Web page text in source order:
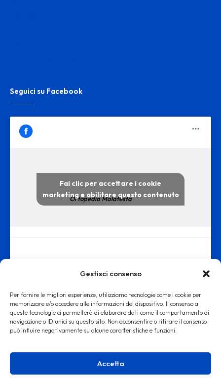
Gestisci consenso
Per fornire le migliori esperienze, utilizziamo tecnologie come i cookie per
memorizzare e/o accedere alle informazioni del dispositivo. Il consenso a
queste tecnologie ci permetterà di elaborare dati come il comportamento di
navigazione o ID unici su questo sito. Non acconsentire o ritirare il consenso
può influire negativamente su alcune caratteristiche e funzioni.
Accetta
Seguici su Facebook
Ortopedia Malatesta
Fai clic per accettare i cookie
marketing e abilitare questo contenuto
www.ortopediamalatesta.it - copyright 2019 © - Iscrizione alla Camera
di Commercio di Roma REA RM: 1553167